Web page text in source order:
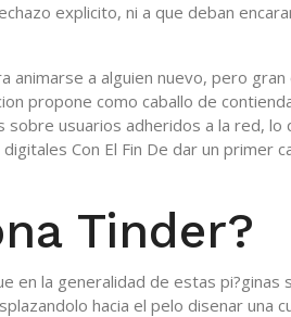
explicito, ni a que deban
animarse a alguien nuevo, pero
propone como caballo de
usuarios adheridos a la red, lo
Con El Fin De dar un primer
Tinder?
en la generalidad de estas pi?ginas
hacia el pelo disenar una